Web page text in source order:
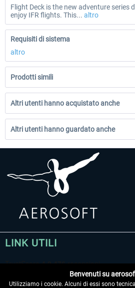
Flight Deck is the new adventure series
enjoy IFR flights. This... altro
Requisiti di sistema
altro
Prodotti simili
Altri utenti hanno acquistato anche
Altri utenti hanno guardato anche
LINK UTILI
Benvenuti su
Utilizziamo i cookie. Alcuni di essi sono